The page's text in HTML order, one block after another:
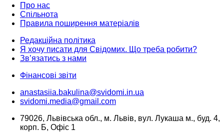
Про нас
Спільнота
Правила поширення матеріалів
Редакційна політика
Я хочу писати для Свідомих. Що треба робити?
Зв’язатись з нами
Фінансові звіти
anastasiia.bakulina@svidomi.in.ua
svidomi.media@gmail.com
79026, Львівська обл., м. Львів, вул. Лукаша м., буд. 4,
корп. Б, Офіс 1